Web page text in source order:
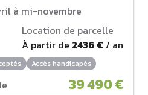
à mi-novembre
Location de parcelle
À partir de 2436 € / an
Accès handicapés
39 490 €